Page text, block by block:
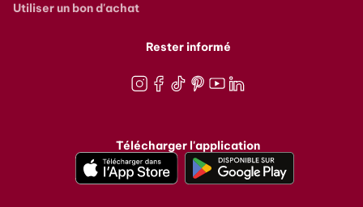
Utiliser un bon d'achat
Rester informé
Télécharger l'application